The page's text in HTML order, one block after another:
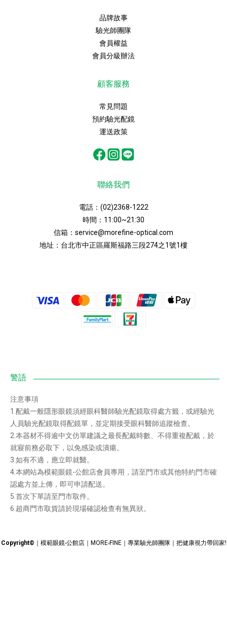
品牌故事
驗光師團隊
會員權益
會員分級辦法
顧客服務
常見問題
預約驗光配鏡
運送政策
聯絡我們
電話： (02)2368-1222
時間：11:00~21:30
信箱： service@morefine-optical.com
地址： 台北市中正區羅斯福路三段274之1號1樓
注意事項
1.配戴一般隱形眼鏡須經眼科醫師驗光配鏡取得處方籤，或經驗光
人員驗光配鏡取得配鏡單，並定期接受眼科醫師追蹤檢查。
2.本器材不得逾中文仿單建議之最長配戴時數、不得重複配戴，於
就寢前務必取下，以免感染或潰瘍。
3.如有不適，應立即就醫。
4.本網站為模範眼鏡-公館店會員專用，請至門市或其他特約門市確
認處方並上傳，即可申請配送。
5.首次下單請至門市取件。
6.超商門市取貨請於現場確認檢查有無異狀。
Copyright© ｜模範眼鏡-公館店｜MORE-FINE｜專業驗光師團隊｜把健康視力帶回家!